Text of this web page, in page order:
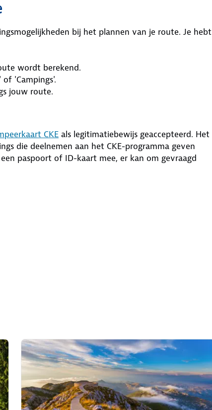
bij het plannen van je route. Je hebt
wordt berekend.
'Campings'.
jouw route.
CKE als legitimatiebewijs geaccepteerd. Het
die deelnemen aan het CKE-programma geven
paspoort of ID-kaart mee, er kan om gevraagd